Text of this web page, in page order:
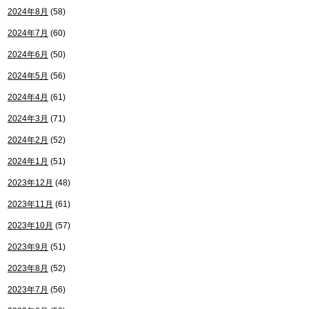
2024年8月 (58)
2024年7月 (60)
2024年6月 (50)
2024年5月 (56)
2024年4月 (61)
2024年3月 (71)
2024年2月 (52)
2024年1月 (51)
2023年12月 (48)
2023年11月 (61)
2023年10月 (57)
2023年9月 (51)
2023年8月 (52)
2023年7月 (56)